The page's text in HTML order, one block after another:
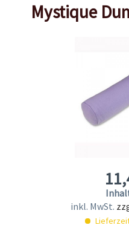
Mystique
inkl. MwSt.